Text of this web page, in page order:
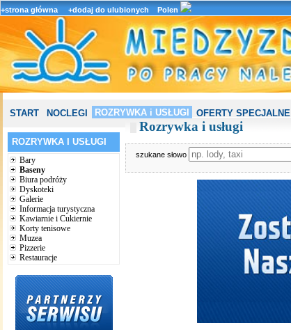
+strona główna +dodaj do ulubionych Polen
START NOCLEGI ROZRYWKA i USŁUGI OFERTY SPECJALNE
ROZRYWKA I USŁUGI
Bary
Baseny
Biura podróży
Dyskoteki
Galerie
Informacja turystyczna
Kawiarnie i Cukiernie
Korty tenisowe
Muzea
Pizzerie
Restauracje
Rozrywka i usługi
szukane słowo